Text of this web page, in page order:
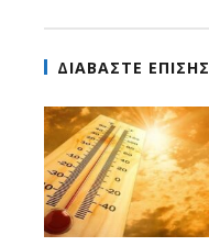
ΔΙΑΒΑΣΤΕ ΕΠΙΣΗΣ